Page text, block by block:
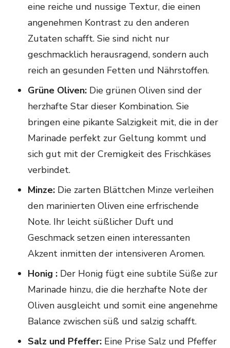
eine reiche und nussige Textur, die einen
angenehmen Kontrast zu den anderen
Zutaten schafft. Sie sind nicht nur
geschmacklich herausragend, sondern auch
reich an gesunden Fetten und Nährstoffen.
Grüne Oliven: Die grünen Oliven sind der
herzhafte Star dieser Kombination. Sie
bringen eine pikante Salzigkeit mit, die in der
Marinade perfekt zur Geltung kommt und
sich gut mit der Cremigkeit des Frischkäses
verbindet.
Minze: Die zarten Blättchen Minze verleihen
den marinierten Oliven eine erfrischende
Note. Ihr leicht süßlicher Duft und
Geschmack setzen einen interessanten
Akzent inmitten der intensiveren Aromen.
Honig : Der Honig fügt eine subtile Süße zur
Marinade hinzu, die die herzhafte Note der
Oliven ausgleicht und somit eine angenehme
Balance zwischen süß und salzig schafft.
Salz und Pfeffer: Eine Prise Salz und Pfeffer